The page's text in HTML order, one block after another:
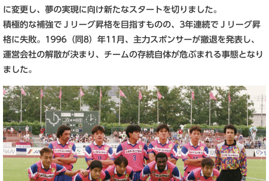
に変更し、夢の実現に向け新たなスタートを切りました。
積極的な補強でＪリーグ昇格を目指すものの、3年連続でＪリーグ昇
格に失敗。1996（同8）年11月、主力スポンサーが撤退を発表し、
運営会社の解散が決まり、チームの存続自体が危ぶまれる事態となり
ました。